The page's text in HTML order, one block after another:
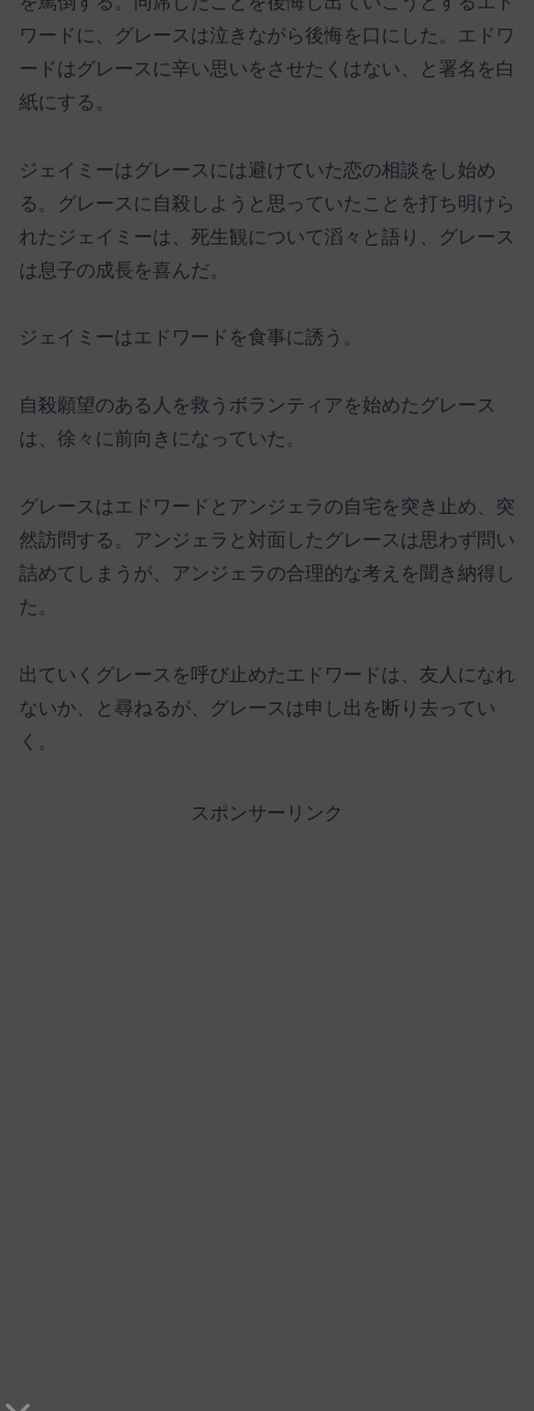
ワードに、グレースは泣きながら後悔を口にした。エドワ
ードはグレースに辛い思いをさせたくはない、と署名を白
紙にする。
ジェイミーはグレースには避けていた恋の相談をし始め
る。グレースに自殺しようと思っていたことを打ち明けら
れたジェイミーは、死生観について滔々と語り、グレース
は息子の成長を喜んだ。
ジェイミーはエドワードを食事に誘う。
自殺願望のある人を救うボランティアを始めたグレース
は、徐々に前向きになっていた。
グレースはエドワードとアンジェラの自宅を突き止め、突
然訪問する。アンジェラと対面したグレースは思わず問い
詰めてしまうが、アンジェラの合理的な考えを聞き納得し
た。
出ていくグレースを呼び止めたエドワードは、友人になれ
ないか、と尋ねるが、グレースは申し出を断り去ってい
く。
スポンサーリンク